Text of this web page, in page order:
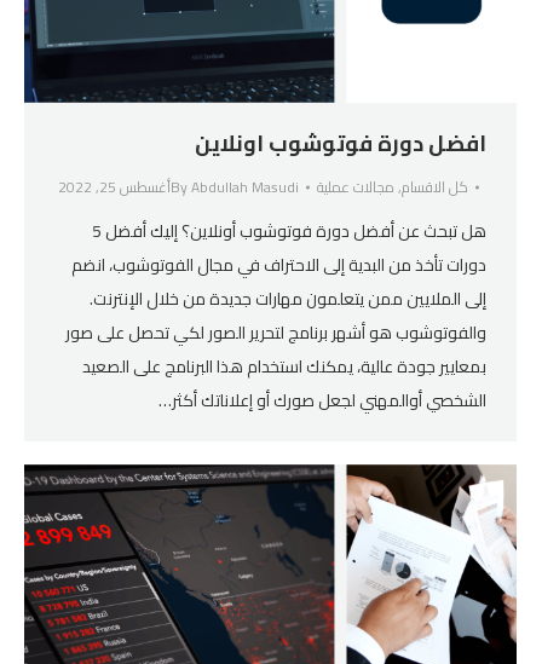
افضل دورة فوتوشوب اونلاين
كل الاقسام,مجالات عملية ByAbdullah Masudi أغسطس 25, 2022
هل تبحث عن أفضل دورة فوتوشوب أونلاين؟ إليك أفضل 5
دورات تأخذ من البدية إلى الاحتراف في مجال الفوتوشوب، انضم
إلى الملايين ممن يتعلمون مهارات جديدة من خلال الإنترنت.
والفوتوشوب هو أشهر برنامج لتحرير الصور لكي تحصل على صور
بمعايير جودة عالية، يمكنك استخدام هذا البرنامج على الصعيد
الشخصي أوالمهني لجعل صورك أو إعلاناتك أكثر…